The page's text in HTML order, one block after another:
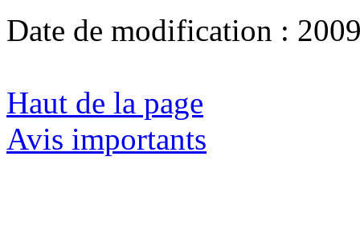
Date de modification :
Haut de la page
Avis importants